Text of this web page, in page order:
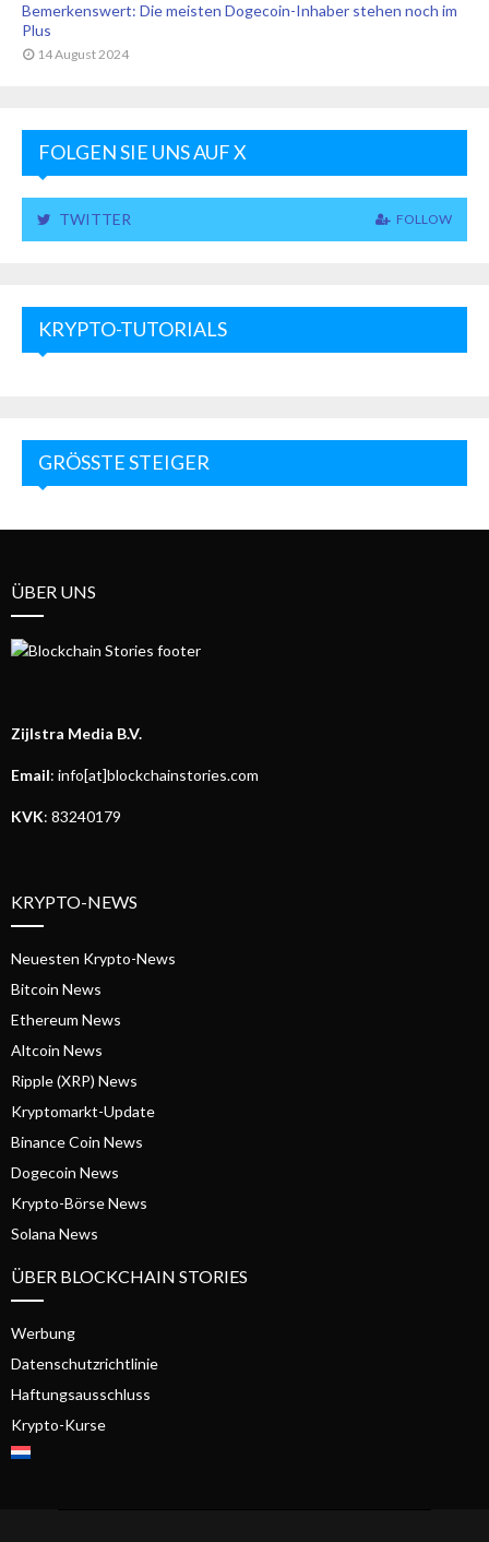
Bemerkenswert: Die meisten Dogecoin-Inhaber stehen noch im
Plus
14 August 2024
FOLGEN SIE UNS AUF X
TWITTER FOLLOW
KRYPTO-TUTORIALS
GRÖSSTE STEIGER
ÜBER UNS
Zijlstra Media B.V.
Email: info[at]blockchainstories.com
KVK: 83240179
KRYPTO-NEWS
Neuesten Krypto-News
Bitcoin News
Ethereum News
Altcoin News
Ripple (XRP) News
Kryptomarkt-Update
Binance Coin News
Dogecoin News
Krypto-Börse News
Solana News
ÜBER BLOCKCHAIN STORIES
Werbung
Datenschutzrichtlinie
Haftungsausschluss
Krypto-Kurse